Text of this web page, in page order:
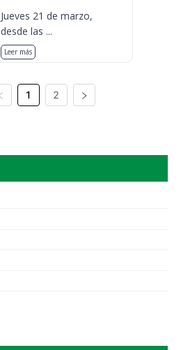
Jueves 21 de marzo,
desde las ...
Leer más
1 2